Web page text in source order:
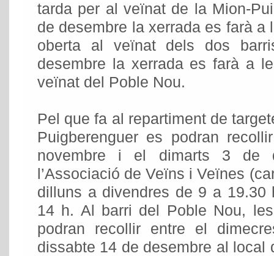
tarda per al veïnat de la Mion-
de desembre la xerrada es farà a
oberta al veïnat dels dos
desembre la xerrada es farà a
veïnat del Poble Nou.
Pel que fa al repartiment de
Puigberenguer es podran
novembre i el dimarts 3 de
l’Associació de Veïns i Veïnes
dilluns a divendres de 9 a
14 h. Al barri del Poble Nou,
podran recollir entre el
dissabte 14 de desembre al local